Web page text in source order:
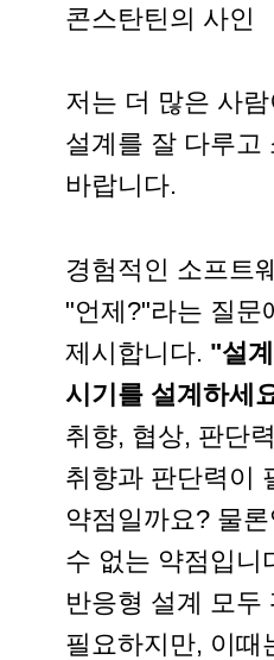
콘스탄틴의 사인
저는 더 많은 사
설계를 잘 다루고
바랍니다.
경험적인 소프트
"언제?"라는 질문
제시합니다. "설
시기를 설계하세
취향, 협상, 판단
취향과 판단력이
약점일까요? 물
수 없는 약점입니
반응형 설계 모두
필요하지만, 이때